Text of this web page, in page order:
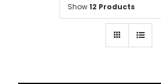
Show12 Products